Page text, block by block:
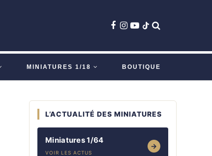
MINIATURES 1/18 BOUTIQUE
L’ACTUALITÉ DES MINIATURES
Miniatures 1/64
VOIR LES ACTUS
→